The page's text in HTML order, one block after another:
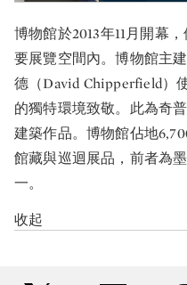
博物館於2013年11月開幕
要展覽空間內。博物館主
德（David Chipperfield）
的獨特環境致敬。此為奇
建築作品。博物館佔地
館藏與巡迴展品，前者為
一。
收起